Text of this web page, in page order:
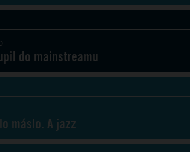
do mainstreamu
máslo. A jazz